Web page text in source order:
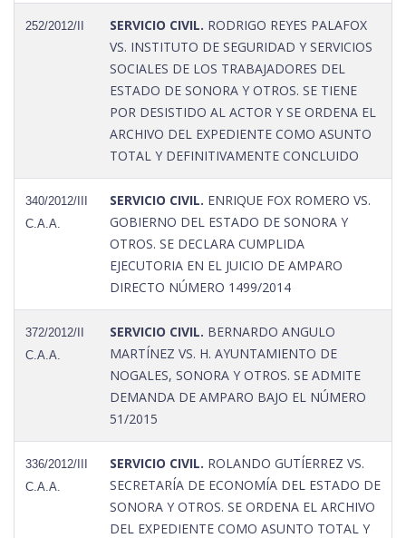
252/2012/II SERVICIO CIVIL. RODRIGO REYES PALAFOX
VS. INSTITUTO DE SEGURIDAD Y SERVICIOS
SOCIALES DE LOS TRABAJADORES DEL
ESTADO DE SONORA Y OTROS. SE TIENE
POR DESISTIDO AL ACTOR Y SE ORDENA EL
ARCHIVO DEL EXPEDIENTE COMO ASUNTO
TOTAL Y DEFINITIVAMENTE CONCLUIDO
340/2012/III
C.A.A.
SERVICIO CIVIL. ENRIQUE FOX ROMERO VS.
GOBIERNO DEL ESTADO DE SONORA Y
OTROS. SE DECLARA CUMPLIDA
EJECUTORIA EN EL JUICIO DE AMPARO
DIRECTO NÚMERO 1499/2014
372/2012/II
C.A.A.
SERVICIO CIVIL. BERNARDO ANGULO
MARTÍNEZ VS. H. AYUNTAMIENTO DE
NOGALES, SONORA Y OTROS. SE ADMITE
DEMANDA DE AMPARO BAJO EL NÚMERO
51/2015
336/2012/III
C.A.A.
SERVICIO CIVIL. ROLANDO GUTÍERREZ VS.
SECRETARÍA DE ECONOMÍA DEL ESTADO DE
SONORA Y OTROS. SE ORDENA EL ARCHIVO
DEL EXPEDIENTE COMO ASUNTO TOTAL Y